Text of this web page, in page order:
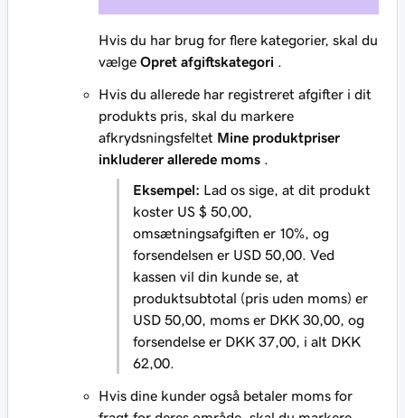
Hvis du har brug for flere kategorier, skal du
vælge Opret afgiftskategori
Hvis du allerede har registreret afgifter i dit
produkts pris, skal du markere
afkrydsningsfeltet Mine produktpriser
inkluderer allerede moms
Eksempel: Lad os sige, at dit produkt
koster US $ 50,00,
omsætningsafgiften er 10%, og
forsendelsen er USD 50,00. Ved
kassen vil din kunde se, at
produktsubtotal (pris uden moms) er
USD 50,00, moms er DKK 30,00, og
forsendelse er DKK 37,00, i alt DKK
62,00.
Hvis dine kunder også betaler moms for